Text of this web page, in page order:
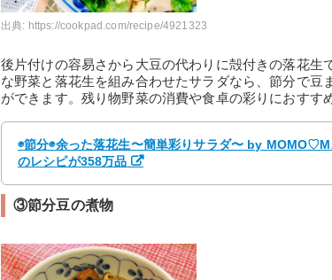
出典: https://cookpad.com/recipe/4921323
後片付けの容易さから大豆の代わりに殻付きの落花生
な野菜と落花生を組み合わせたサラダなら、節分で豆
ができます。残り物野菜の消費や食卓の彩りにおすす
◉節分◉余った落花生〜簡単彩りサラダ〜 by
のレシピが358万品
③節分豆の煮物